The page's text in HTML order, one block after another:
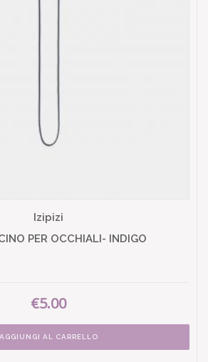
Izipizi
PER OCCHIALI- INDIGO
€5.00
AGGIUNGI AL CARRELLO